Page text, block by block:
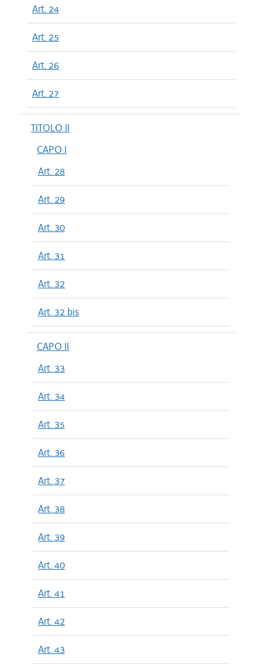
Art. 24
Art. 25
Art. 26
Art. 27
TITOLO II
CAPO I
Art. 28
Art. 29
Art. 30
Art. 31
Art. 32
Art. 32 bis
CAPO II
Art. 33
Art. 34
Art. 35
Art. 36
Art. 37
Art. 38
Art. 39
Art. 40
Art. 41
Art. 42
Art. 43